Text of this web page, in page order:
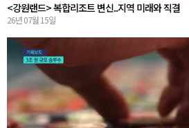
<강원랜드> 복합리조트 변신..지역 미래와 직결
26년 07월 15일